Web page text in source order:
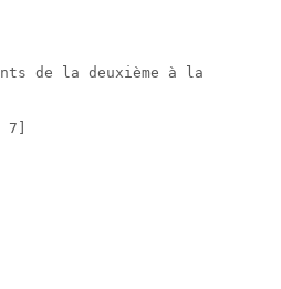
de la deuxième à la